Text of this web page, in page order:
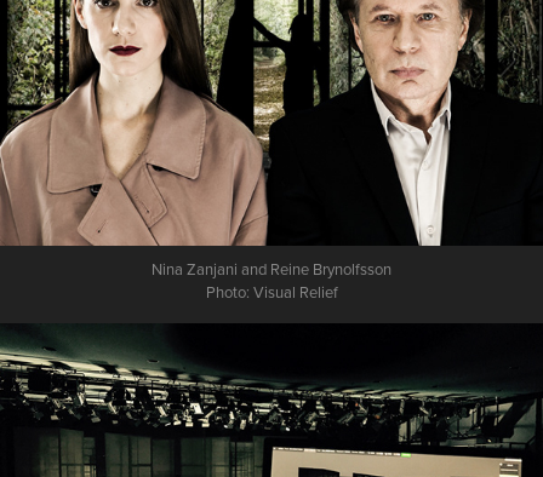
Nina Zanjani and Reine Brynolfsson
Photo: Visual Relief